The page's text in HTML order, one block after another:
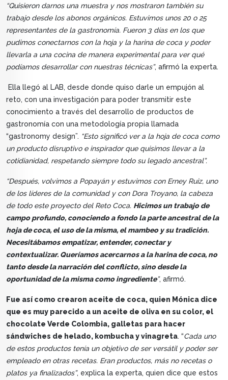
“Quisieron darnos una muestra y nos mostraron también su
trabajo desde los abonos orgánicos. Estuvimos unos 20 o 25
representantes de la gastronomía. Fueron 3 días en los que
pudimos conectarnos con la hoja y la harina de coca y poder
llevarla a una cocina de manera experimental para ver qué
podíamos desarrollar con nuestras técnicas”, afirmó la experta.
Ella llegó al LAB, desde donde quiso darle un empujón al
reto, con una investigación para poder transmitir este
conocimiento a través del desarrollo de productos de
gastronomía con una metodología propia llamada
“gastronomy design”. “Esto significó ver a la hoja de coca como
un producto disruptivo e inspirador que quisimos llevar a la
cotidianidad, respetando siempre todo su legado ancestral”.
“Después, volvimos a Popayán y estuvimos con Erney Ruiz, uno
de los líderes de la comunidad y con Dora Troyano, la cabeza
de todo este proyecto del Reto Coca. Hicimos un trabajo de
campo profundo, conociendo a fondo la parte ancestral de la
hoja de coca, el uso de la misma, el mambeo y su tradición.
Necesitábamos empatizar, entender, conectar y
contextualizar. Queríamos acercarnos a la harina de coca, no
tanto desde la narración del conflicto, sino desde la
oportunidad de la misma como ingrediente”, afirmó.
Fue así como crearon aceite de coca, quien Mónica dice
que es muy parecido a un aceite de oliva en su color, el
chocolate Verde Colombia, galletas para hacer
sándwiches de helado, kombucha y vinagreta. “Cada uno
de estos productos tenía un objetivo de ser versátil y poder ser
empleado en otras recetas. Eran productos, más no recetas o
platos ya finalizados”, explica la experta, quien dice que estos